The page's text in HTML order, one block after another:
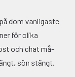
dom vanligaste
för olika
och chat må-
sön stängt.